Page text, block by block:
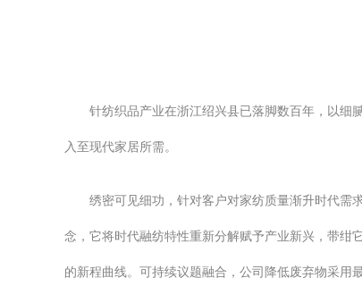
针纺织品产业在浙江绍兴县已落脚数百年，以
入至现代家居所需。
绣密可见细功，针对客户对家纺质量渐升时代需
念，它将时代融纺特性重新分解赋予产业新兴，带绀
的新程曲线。可持续议题融合，公司降低废弃物采用